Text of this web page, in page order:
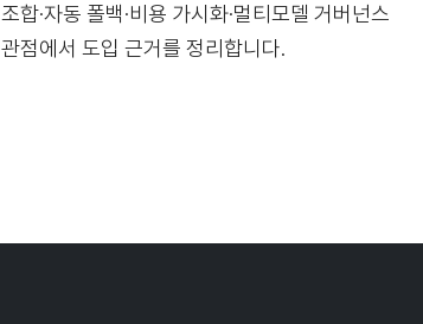
조합·자동 폴백·비용 가시화·멀티모델 거버넌스
관점에서 도입 근거를 정리합니다.